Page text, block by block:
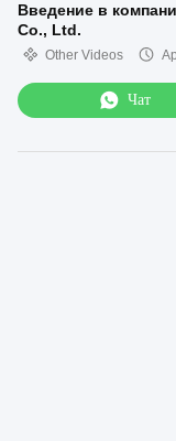
Введение в
Co., Ltd.
Other Videos
Чат